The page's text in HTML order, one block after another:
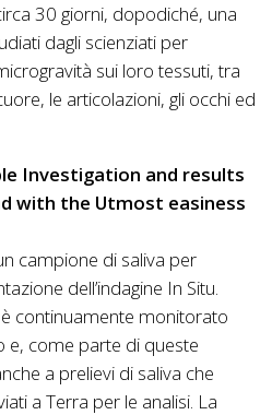
30 giorni, dopodiché, una
dagli scienziati per
sui loro tessuti, tra
le articolazioni, gli occhi ed
Investigation and results
with the Utmost easiness
campione di saliva per
dell’indagine In Situ.
continuamente monitorato
e, come parte di queste
a prelievi di saliva che
a Terra per le analisi. La